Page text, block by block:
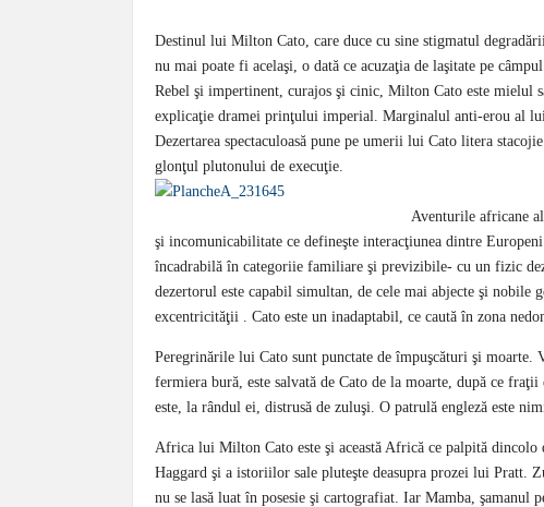
Destinul lui Milton Cato, care duce cu sine stigmatul
nu mai poate fi acelaşi, o dată ce acuzaţia de laşitate pe
Rebel şi impertinent, curajos şi cinic, Milton Cato este mielul
explicaţie dramei prinţului imperial. Marginalul anti-erou al lui
Dezertarea spectaculoasă pune pe umerii lui Cato litera
glonţul plutonului de execuţie.
Aventurile africane
şi incomunicabilitate ce defineşte interacţiunea dintre
încadrabilă în categoriie familiare şi previzibile- cu un fizic
dezertorul este capabil simultan, de cele mai abjecte şi
excentricităţii . Cato este un inadaptabil, ce caută în zona
Peregrinările lui Cato sunt punctate de împuşcături şi
fermiera bură, este salvată de Cato de la moarte, după ce
este, la rândul ei, distrusă de zuluşi. O patrulă engleză este
Africa lui Milton Cato este şi această Africă ce palpită
Haggard şi a istoriilor sale pluteşte deasupra prozei lui
nu se lasă luat în posesie şi cartografiat. Iar Mamba, şamanul